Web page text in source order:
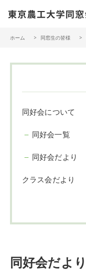
ホーム 同窓生の皆様
同好会について
同好会一覧
同好会だより
クラス会だより
同好会だより